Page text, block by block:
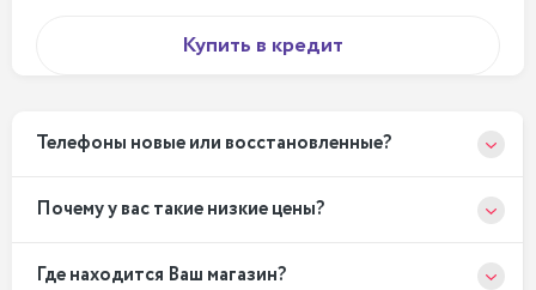
Купить в кредит
Телефоны новые или восстановленные?
Почему у вас такие низкие цены?
Где находится Ваш магазин?